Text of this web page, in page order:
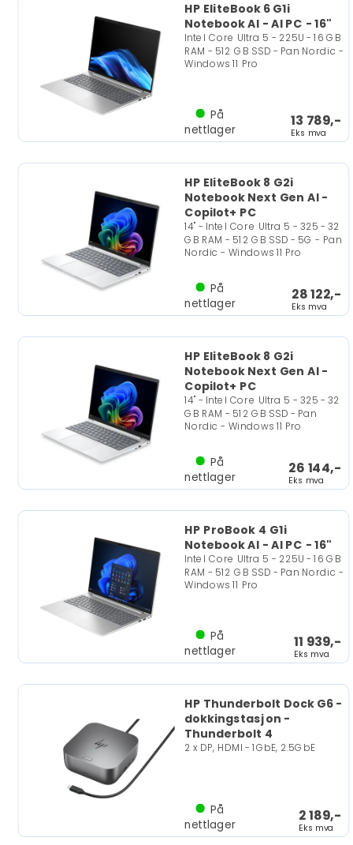
HP EliteBook 6 G1i
Notebook AI - AI PC - 16"
Intel Core Ultra 5 - 225U - 16 GB
RAM - 512 GB SSD - Pan Nordic -
Windows 11 Pro
13 789,-
Eks mva
På
nettlager
HP EliteBook 8 G2i
Notebook Next Gen AI -
Copilot+ PC
14" - Intel Core Ultra 5 - 325 - 32
GB RAM - 512 GB SSD - 5G - Pan
Nordic - Windows 11 Pro
28 122,-
Eks mva
På
nettlager
HP EliteBook 8 G2i
Notebook Next Gen AI -
Copilot+ PC
14" - Intel Core Ultra 5 - 325 - 32
GB RAM - 512 GB SSD - Pan
Nordic - Windows 11 Pro
26 144,-
Eks mva
På
nettlager
HP ProBook 4 G1i
Notebook AI - AI PC - 16"
Intel Core Ultra 5 - 225U - 16 GB
RAM - 512 GB SSD - Pan Nordic -
Windows 11 Pro
11 939,-
Eks mva
På
nettlager
HP Thunderbolt Dock G6 -
dokkingstasjon -
Thunderbolt 4
2 x DP, HDMI - 1GbE, 2.5GbE
2 189,-
Eks mva
På
nettlager